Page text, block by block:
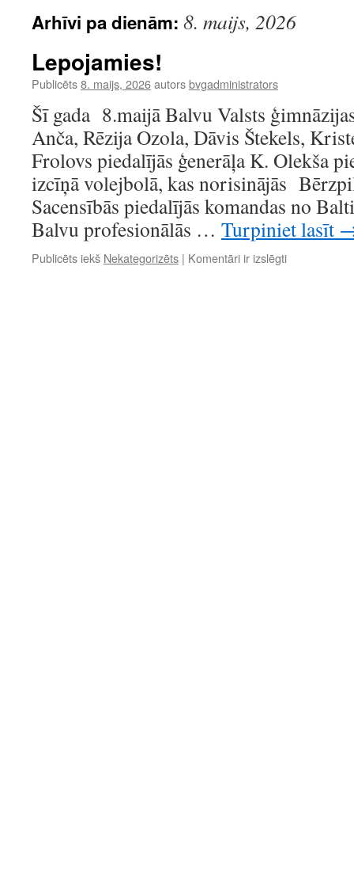
Arhīvi pa dienām: 8. maijs, 2026
Lepojamies!
Publicēts8. maijs, 2026autorsbvgadministrators
Šī gada 8.maijā Balvu Valsts
Anča, Rēzija Ozola, Dāvis Štekels,
Frolovs piedalījās ģenerāļa K. Olekša
izcīņā volejbolā, kas norisinājās
Sacensībās piedalījās komandas no
Balvu profesionālās … Turpiniet lasīt
Publicēts iekš Nekategorizēts | Komentāri ir izslēgtiLepojamies!